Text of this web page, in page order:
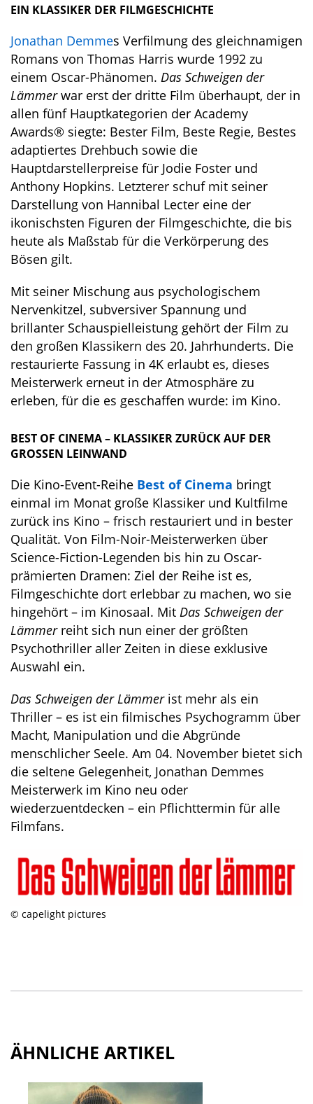
EIN KLASSIKER DER FILMGESCHICHTE
Jonathan Demmes Verfilmung des gleichnamigen
Romans von Thomas Harris wurde 1992 zu
einem Oscar-Phänomen. Das Schweigen der
Lämmerwar erst der dritte Film überhaupt, der in
allen fünf Hauptkategorien der Academy
Awards® siegte: Bester Film, Beste Regie, Bestes
adaptiertes Drehbuch sowie die
Hauptdarstellerpreise für Jodie Foster und
Anthony Hopkins. Letzterer schuf mit seiner
Darstellung von Hannibal Lecter eine der
ikonischsten Figuren der Filmgeschichte, die bis
heute als Maßstab für die Verkörperung des
Bösen gilt.
Mit seiner Mischung aus psychologischem
Nervenkitzel, subversiver Spannung und
brillanter Schauspielleistung gehört der Film zu
den großen Klassikern des 20. Jahrhunderts. Die
restaurierte Fassung in 4K erlaubt es, dieses
Meisterwerk erneut in der Atmosphäre zu
erleben, für die es geschaffen wurde: im Kino.
BEST OF CINEMA – KLASSIKER ZURÜCK AUF DER
GROSSEN LEINWAND
Die Kino-Event-Reihe Best of Cinema bringt
einmal im Monat große Klassiker und Kultfilme
zurück ins Kino – frisch restauriert und in bester
Qualität. Von Film-Noir-Meisterwerken über
Science-Fiction-Legenden bis hin zu Oscar-
prämierten Dramen: Ziel der Reihe ist es,
Filmgeschichte dort erlebbar zu machen, wo sie
hingehört – im Kinosaal. Mit Das Schweigen der
Lämmerreiht sich nun einer der größten
Psychothriller aller Zeiten in diese exklusive
Auswahl ein.
Das Schweigen der Lämmerist mehr als ein
Thriller – es ist ein filmisches Psychogramm über
Macht, Manipulation und die Abgründe
menschlicher Seele. Am 04. November bietet sich
die seltene Gelegenheit, Jonathan Demmes
Meisterwerk im Kino neu oder
wiederzuentdecken – ein Pflichttermin für alle
Filmfans.
© capelight pictures
ÄHNLICHE ARTIKEL